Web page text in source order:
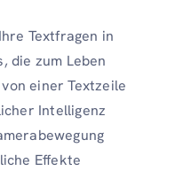
Textfragen in
die zum Leben
einer Textzeile
Intelligenz
Effekte